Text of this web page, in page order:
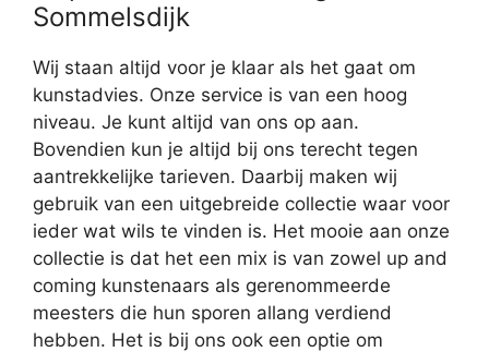
Sommelsdijk
Wij staan altijd voor je klaar als het gaat om
kunstadvies. Onze service is van een hoog
niveau. Je kunt altijd van ons op aan.
Bovendien kun je altijd bij ons terecht tegen
aantrekkelijke tarieven. Daarbij maken wij
gebruik van een uitgebreide collectie waar voor
ieder wat wils te vinden is. Het mooie aan onze
collectie is dat het een mix is van zowel up and
coming kunstenaars als gerenommeerde
meesters die hun sporen allang verdiend
hebben. Het is bij ons ook een optie om